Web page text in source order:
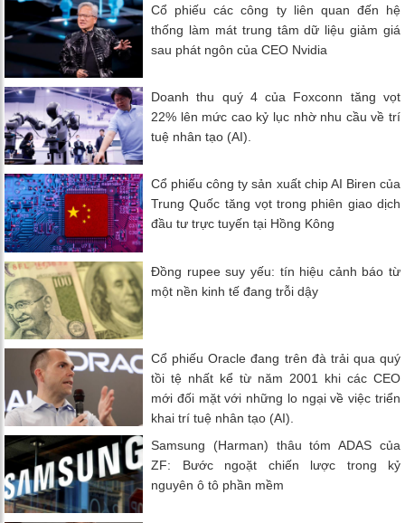
Cổ phiếu các công ty liên quan đến hệ
thống làm mát trung tâm dữ liệu giảm giá
sau phát ngôn của CEO Nvidia
Doanh thu quý 4 của Foxconn tăng vọt
22% lên mức cao kỷ lục nhờ nhu cầu về trí
tuệ nhân tạo (AI).
Cổ phiếu công ty sản xuất chip AI Biren của
Trung Quốc tăng vọt trong phiên giao dịch
đầu tư trực tuyến tại Hồng Kông
Đồng rupee suy yếu: tín hiệu cảnh báo từ
một nền kinh tế đang trỗi dậy
Cổ phiếu Oracle đang trên đà trải qua quý
tồi tệ nhất kể từ năm 2001 khi các CEO
mới đối mặt với những lo ngại về việc triển
khai trí tuệ nhân tạo (AI).
Samsung (Harman) thâu tóm ADAS của
ZF: Bước ngoặt chiến lược trong kỷ
nguyên ô tô phần mềm